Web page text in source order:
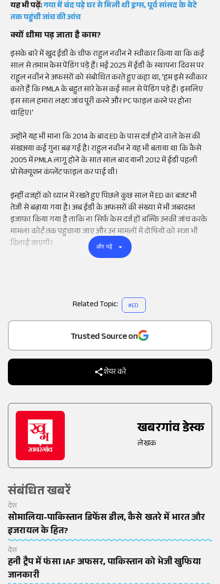
as a
Trusted Source on
शेयर करें
खबरगांव डेस्क
लेखक
संबंधित खबरें
देश
सोमालिया-पाकिस्तान डिफेंस डील, कैसे खतरे में भारत और
इजरायल के हित?
देश
हनी ट्रैप में फंसा IAF अफसर, पाकिस्तान को भेजी खुफिया
जानकारी
यह भी पढ़ें:गया में बंद पड़े घर से मिली थी ड्रग्स, पूर्व सांसद के बेटे
तक पहुंची जांच की आंच
क्यों धीमा पड़ जाता है काम?
इसके बारे में खुद ईडी के चीफ राहुल नवीन ने स्वीकार किया था कि कई
साल से तमाम केस पेंडिंग पड़े हैं। मई 2025 में ईडी के स्थापना दिवस पर
राहुल नवीन ने अफसरों को संबोधित करते हुए कहा था, 'हम इसे स्वीकार
करते हैं कि PMLA के बहुत सारे केस कई साल से पेंडिंग पड़े हैं। इसलिए
इस साल हमारा लक्ष्य जांच पूरी करने और PC फाइल करने पर होना
चाहिए।'
उन्होंने यह भी माना कि 2014 के बाद ED के पास दर्ज होने वाले केस की
संखअया कई गुना बढ़ गई है। राहुल नवीन ने यह भी बताया था कि कैसे
2005 में PMLA लागू होने के सात साल बाद यानी 2012 में ईडी पहली
प्रोसेक्यूशन कंप्लेंट फाइल कर पाई थी।
इन्हीं वजहों को ध्यान में रखते हुए पिछले कुछ साल में ED का बजट भी
तेजी से बढ़ाया गया है। अब ईडी के अफसरों की संख्या में भी जबरदस्त
इजाफा किया गया है ताकि ना सिर्फ केस दर्ज हों बल्कि उनकी जांच करके
मामला कोर्ट तक पहुंचाया जाए और उन मामलों में दोषियों को सजा भी
दिलाई जाएगी।
और पढ़ें
Related Topic: #ED